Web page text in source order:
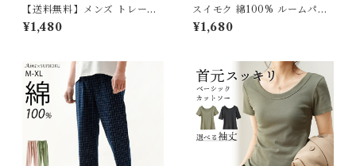
【送料無料】メンズ トレーニ
ンググローブ 筋トレ 用 グロー
ブ 手袋 ダンベル ボディパンプ
グリップ力 手首保護 バーベル
ウェイトリフティング ブラッ
ク 黒 アウトドア フィッシング
サイクリング G030
¥1,480
スイモク 綿100% ルームパン
ツ ロング丈 サラサラ パジャマ
ルームウェア メンズ 夏 春 秋
オールシーズン ダークグレー
ブルー 無地 5687230【水沐
良品】
¥1,680